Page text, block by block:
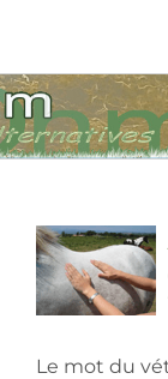
contenu
Le mot du